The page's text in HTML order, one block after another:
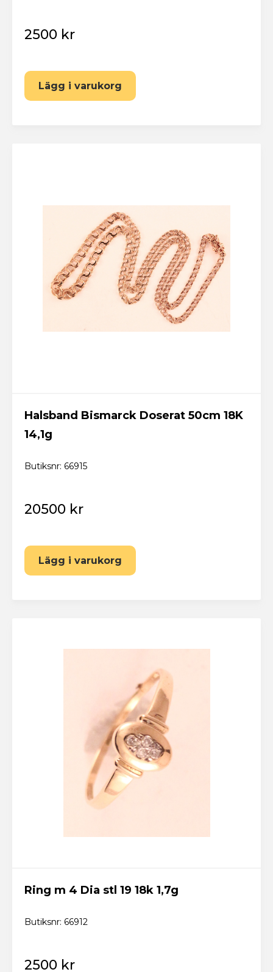
2500 kr
Lägg i varukorg
Halsband Bismarck Doserat 50cm 18K
14,1g
Butiksnr: 66915
20500 kr
Lägg i varukorg
Ring m 4 Dia stl 19 18k 1,7g
Butiksnr: 66912
2500 kr